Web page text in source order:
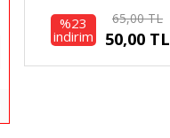
%23
indirim
65,00 TL
50,00 TL